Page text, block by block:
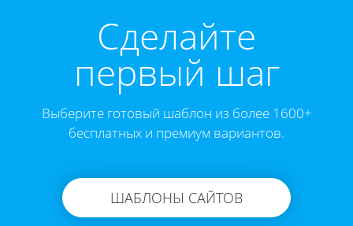
Cделайте
первый шаг
Выберите готовый шаблон из более 1600+
бесплатных и премиум вариантов.
ШАБЛОНЫ САЙТОВ